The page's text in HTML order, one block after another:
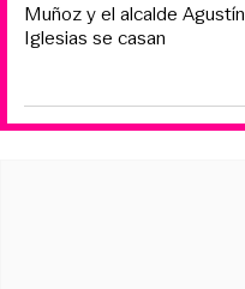
Muñoz y el alcalde Agustín
Iglesias se casan